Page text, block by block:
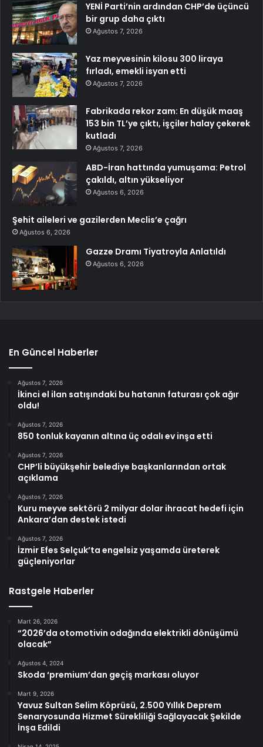
YENİ Parti’nin ardından CHP’de üçüncü
bir grup daha çıktı
Ağustos 7, 2026
Yaz meyvesinin kilosu 300 liraya
fırladı, emekli isyan etti
Ağustos 7, 2026
Fabrikada rekor zam: En düşük maaş
153 bin TL’ye çıktı, işçiler halay çekerek
kutladı
Ağustos 7, 2026
ABD-İran hattında yumuşama: Petrol
çakıldı, altın yükseliyor
Ağustos 6, 2026
Şehit aileleri ve gazilerden Meclis’e çağrı
Ağustos 6, 2026
Gazze Dramı Tiyatroyla Anlatıldı
Ağustos 6, 2026
En Güncel Haberler
Ağustos 7, 2026
İkinci el ilan satışındaki bu hatanın faturası çok ağır
oldu!
Ağustos 7, 2026
850 tonluk kayanın altına üç odalı ev inşa etti
Ağustos 7, 2026
CHP’li büyükşehir belediye başkanlarından ortak
açıklama
Ağustos 7, 2026
Kuru meyve sektörü 2 milyar dolar ihracat hedefi için
Ankara’dan destek istedi
Ağustos 7, 2026
İzmir Efes Selçuk’ta engelsiz yaşamda üreterek
güçleniyorlar
Rastgele Haberler
Mart 26, 2026
“2026’da otomotivin odağında elektrikli dönüşümü
olacak”
Ağustos 4, 2024
Skoda ‘premium’dan geçiş markası oluyor
Mart 9, 2026
Yavuz Sultan Selim Köprüsü, 2.500 Yıllık Deprem
Senaryosunda Hizmet Sürekliliği Sağlayacak Şekilde
İnşa Edildi